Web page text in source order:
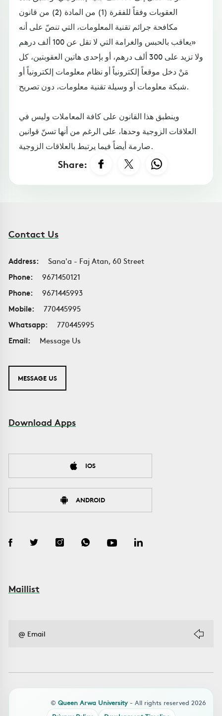
العقوبات وفقاً للفقرة (1) من المادة (2) من قانون
مكافحة جرائم تقنية المعلومات، التي تنصّ على أنه
«يعاقب بالحبس والغرامة التي لا تقل عن 100 ألف درهم
ولا تزيد على 300 ألف درهم، أو بإحدى هاتين العقوبتين، كل
مَنْ دخل موقعاً إلكترونياً أو نظام معلومات إلكترونياً أو
شبكة معلومات أو وسيلة تقنية معلومات، دون تصريح.
وينطبق هذا القانون على كافة المعاملات وليس في
العلاقات الزوجية وحدها، على الرغم من أنها تسنّ قوانين
صارمة أيضاً فيما يرتبط بالعلاقات الزوجية.
Share:
Contact Us
Address:
Sana'a - Faj Atan, 60 Street
Phone:
9671450121
Phone:
9671445993
Mobile:
770445995
Whatsapp:
770445995
Email:
Message Us
MESSAGE US
Download Apps
IOS
ANDROID
Maillist
© Queen Arwa University - All rights reserved 2026